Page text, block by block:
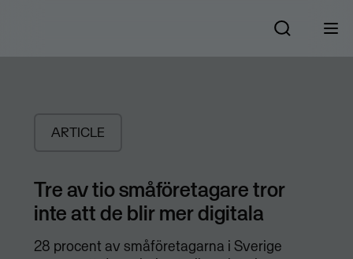
ARTICLE
Tre av tio småföretagare tror
inte att de blir mer digitala
28 procent av småföretagarna i Sverige